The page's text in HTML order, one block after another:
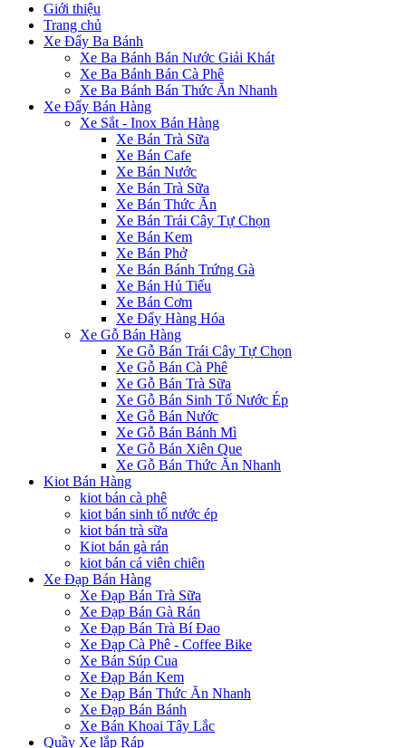
Giới thiệu
Trang chủ
Xe Đẩy Ba Bánh
Xe Ba Bánh Bán Nước Giải Khát
Xe Ba Bánh Bán Cà Phê
Xe Ba Bánh Bán Thức Ăn Nhanh
Xe Đẩy Bán Hàng
Xe Sắt - Inox Bán Hàng
Xe Bán Trà Sữa
Xe Bán Cafe
Xe Bán Nước
Xe Bán Trà Sữa
Xe Bán Thức Ăn
Xe Bán Trái Cây Tự Chọn
Xe Bán Kem
Xe Bán Phở
Xe Bán Bánh Trứng Gà
Xe Bán Hủ Tiếu
Xe Bán Cơm
Xe Đẩy Hàng Hóa
Xe Gỗ Bán Hàng
Xe Gỗ Bán Trái Cây Tự Chọn
Xe Gỗ Bán Cà Phê
Xe Gỗ Bán Trà Sữa
Xe Gỗ Bán Sinh Tố Nước Ép
Xe Gỗ Bán Nước
Xe Gỗ Bán Bánh Mì
Xe Gỗ Bán Xiên Que
Xe Gỗ Bán Thức Ăn Nhanh
Kiot Bán Hàng
kiot bán cà phê
kiot bán sinh tố nước ép
kiot bán trà sữa
Kiot bán gà rán
kiot bán cá viên chiên
Xe Đạp Bán Hàng
Xe Đạp Bán Trà Sữa
Xe Đạp Bán Gà Rán
Xe Đạp Bán Trà Bí Đao
Xe Đạp Cà Phê - Coffee Bike
Xe Bán Súp Cua
Xe Đạp Bán Kem
Xe Đạp Bán Thức Ăn Nhanh
Xe Đạp Bán Bánh
Xe Bán Khoai Tây Lắc
Quầy Xe lắp Ráp